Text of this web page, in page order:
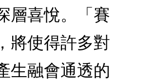
層喜悅。「賽
將使得許多對
生融會通透的